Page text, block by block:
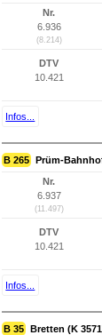
Nr.
6.936
(8.214)
DTV
10.421
Infos...
B 265 Prüm-
Nr.
6.937
(11.497)
DTV
10.421
Infos...
B 35 Bretten (K